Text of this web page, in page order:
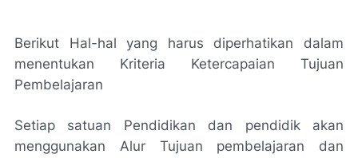
Berikut Hal-hal yang harus diperhatikan dalam
menentukan Kriteria Ketercapaian Tujuan
Pembelajaran
Setiap satuan Pendidikan dan pendidik akan
menggunakan Alur Tujuan pembelajaran dan